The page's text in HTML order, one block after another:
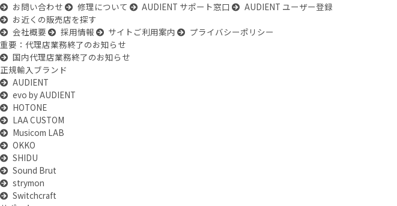
お問い合わせ 修理について AUDIENT サポート窓口
AUDIENT ユーザー登録
お近くの販売店を探す
会社概要
採用情報 サイトご利用案内
プライバシーポリシー
重要：代理店業務終了のお知らせ
国内代理店業務終了のお知らせ
正規輸入ブランド
AUDIENT
evo by AUDIENT
HOTONE
LAA CUSTOM
Musicom LAB
OKKO
SHIDU
Sound Brut
strymon
Switchcraft